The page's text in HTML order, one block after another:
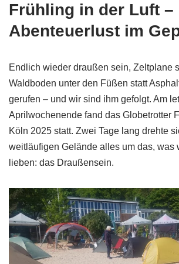
Frühling in der Luft –
Abenteuerlust im
Endlich wieder draußen sein, Zeltplane
Waldboden unter den Füßen statt
gerufen – und wir sind ihm gefolgt. Am
Aprilwochenende fand das Globetrotter
Köln 2025 statt. Zwei Tage lang drehte
weitläufigen Gelände alles um das, was
lieben: das Draußensein.